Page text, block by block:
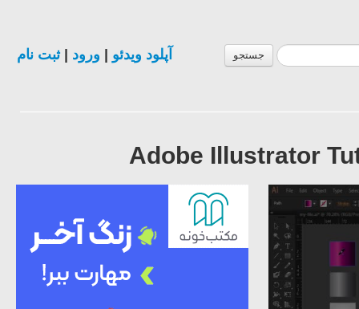
جستجو آپلود ویدئو ورود |ثبت نام
Adobe Illustrator